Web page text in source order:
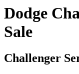
Dodge
Sale
Challenger